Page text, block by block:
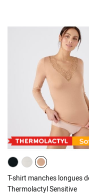
T-shirt manches longues
Thermolactyl Sensitive